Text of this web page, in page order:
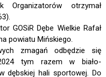
otrzymał
GOSiR Dębe Wielkie Rafał
powiatu Mińskiego.
zmagań odbędzie się
tym razem w biało-
dębskiej hali sportowej. Do